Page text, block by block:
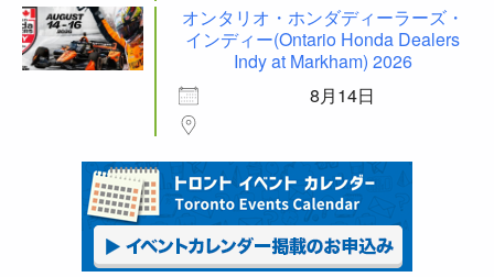
オンタリオ・ホンダディーラーズ・
インディー(Ontario Honda Dealers
Indy at Markham) 2026
8月14日